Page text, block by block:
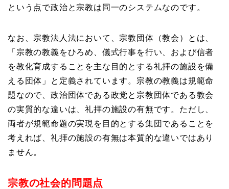
という点で政治と宗教は同一のシステムなのです。
なお、宗教法人法において、宗教団体（教会）とは、
「宗教の教義をひろめ、儀式行事を行い、および信者
を教化育成することを主な目的とする礼拝の施設を備
える団体」と定義されています。宗教の教義は規範命
題なので、政治団体である政党と宗教団体である教会
の実質的な違いは、礼拝の施設の有無です。ただし、
両者が規範命題の実現を目的とする集団であることを
考えれば、礼拝の施設の有無は本質的な違いではあり
ません。
宗教の社会的問題点